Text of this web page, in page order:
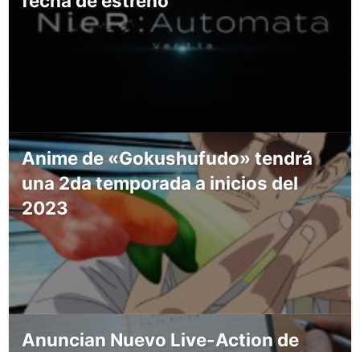
Anime de «Gokushufudo» tendrá
una 2da temporada a inicios del
2023
Anuncian Nuevo Live-Action de